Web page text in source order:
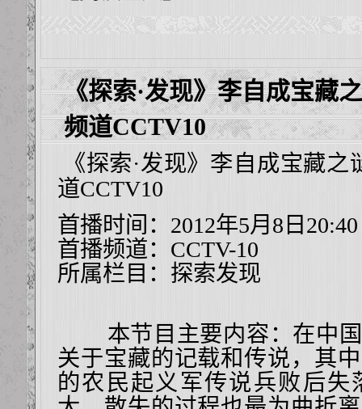
《探索·发现》李自成宝藏
频道CCTV10
《探索·发现》李自成宝藏
道CCTV10
首播时间：2012年5月8日20:40
首播频道： CCTV-10
所属栏目： 探索发现
本节目主要内容：在中国
关于宝藏的记载和传说，其
的农民起义军传说兵败后失